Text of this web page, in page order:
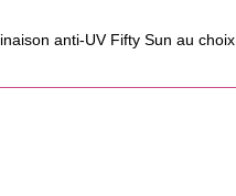
anti-UV Fifty Sun au choix